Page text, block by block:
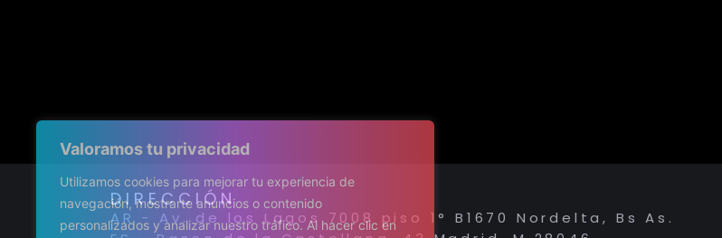
Valoramos tu privacidad
Utilizamos cookies para mejorar tu experiencia de
navegación, mostrarte anuncios o contenido
personalizados y analizar nuestro tráfico. Al hacer clic en
DIRECCIÓN
AR - Av. de los Lagos 7008 piso 1° B1670 Nordelta, Bs As.